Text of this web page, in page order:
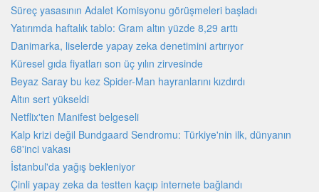
Süreç yasasının Adalet Komisyonu görüşmeleri başladı
Yatırımda haftalık tablo: Gram altın yüzde 8,29 arttı
Danimarka, liselerde yapay zeka denetimini artırıyor
Küresel gıda fiyatları son üç yılın zirvesinde
Beyaz Saray bu kez Spider-Man hayranlarını kızdırdı
Altın sert yükseldi
Netflix'ten Manifest belgeseli
Kalp krizi değil Bundgaard Sendromu: Türkiye'nin ilk, dünyanın
68'inci vakası
İstanbul'da yağış bekleniyor
Çinli yapay zeka da testten kaçıp internete bağlandı